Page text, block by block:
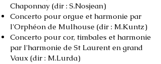
Chaponnay (dir : S.Nosjean)
Concerto pour orgue et harmonie par
l'Orphéon de Mulhouse (dir : M.Kuntz)
Concerto pour cor, timbales et harmonie
par l'harmonie de St Laurent en grand
Vaux (dir : M.Lurda)